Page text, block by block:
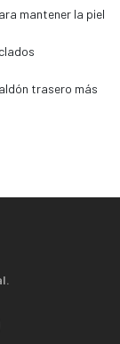
mantener la piel
trasero más